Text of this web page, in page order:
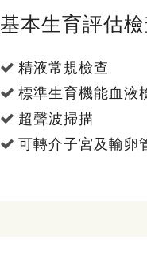
基本生育評估
精液常規檢查
標準生育機能血液
超聲波掃描
可轉介子宮及輸卵